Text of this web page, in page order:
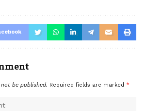
be published. Required fields are marked *